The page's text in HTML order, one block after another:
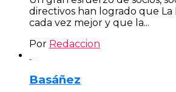
directivos han logrado que
cada vez mejor y que la...
Por Redaccion
Basáñez